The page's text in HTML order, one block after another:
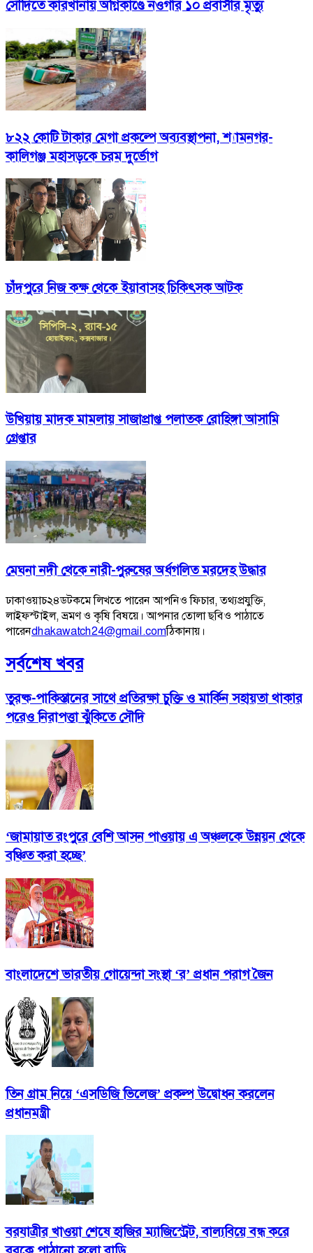
সৌদিতে কারখানায় অগ্নিকাণ্ডে নওগাঁর ১০ প্রবাসীর মৃত্যু
৮২২ কোটি টাকার মেগা প্রকল্পে অব্যবস্থাপনা, শ্যামনগর-
কালিগঞ্জ মহাসড়কে চরম দুর্ভোগ
চাঁদপুরে নিজ কক্ষ থেকে ইয়াবাসহ চিকিৎসক আটক
উখিয়ায় মাদক মামলায় সাজাপ্রাপ্ত পলাতক রোহিঙ্গা আসামি
গ্রেপ্তার
মেঘনা নদী থেকে নারী-পুরুষের অর্ধগলিত মরদেহ উদ্ধার
ঢাকাওয়াচ২৪ডটকমে লিখতে পারেন আপনিও ফিচার, তথ্যপ্রযুক্তি,
লাইফস্টাইল, ভ্রমণ ও কৃষি বিষয়ে। আপনার তোলা ছবিও পাঠাতে
পারেনdhakawatch24@gmail.comঠিকানায়।
সর্বশেষ খবর
তুরষ্ক-পাকিস্তানের সাথে প্রতিরক্ষা চুক্তি ও মার্কিন সহায়তা থাকার
পরেও নিরাপত্তা ঝুঁকিতে সৌদি
‘জামায়াত রংপুরে বেশি আসন পাওয়ায় এ অঞ্চলকে উন্নয়ন থেকে
বঞ্চিত করা হচ্ছে’
বাংলাদেশে ভারতীয় গোয়েন্দা সংস্থা ‘র’ প্রধান পরাগ জৈন
তিন গ্রাম নিয়ে ‘এসডিজি ভিলেজ’ প্রকল্প উদ্বোধন করলেন
প্রধানমন্ত্রী
বরযাত্রীর খাওয়া শেষে হাজির ম্যাজিস্ট্রেট, বাল্যবিয়ে বন্ধ করে